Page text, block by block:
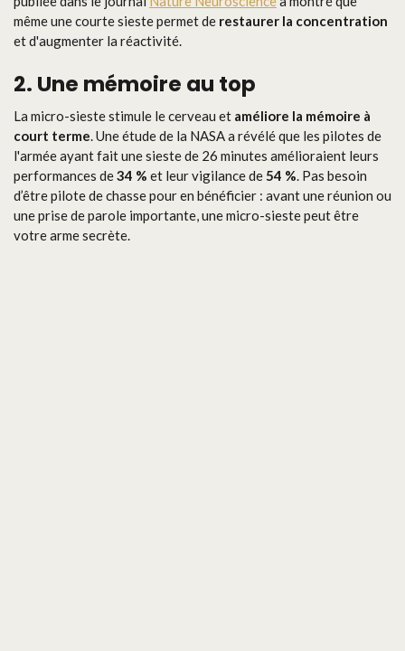
même une courte sieste permet de restaurer la concentration
et d'augmenter la réactivité.
2. Une mémoire au top
La micro-sieste stimule le cerveau et améliore la mémoire à
court terme. Une étude de la NASA a révélé que les pilotes de
l'armée ayant fait une sieste de 26 minutes amélioraient leurs
performances de34 % et leur vigilance de54 %. Pas besoin
d’être pilote de chasse pour en bénéficier : avant une réunion ou
une prise de parole importante, une micro-sieste peut être
votre arme secrète.